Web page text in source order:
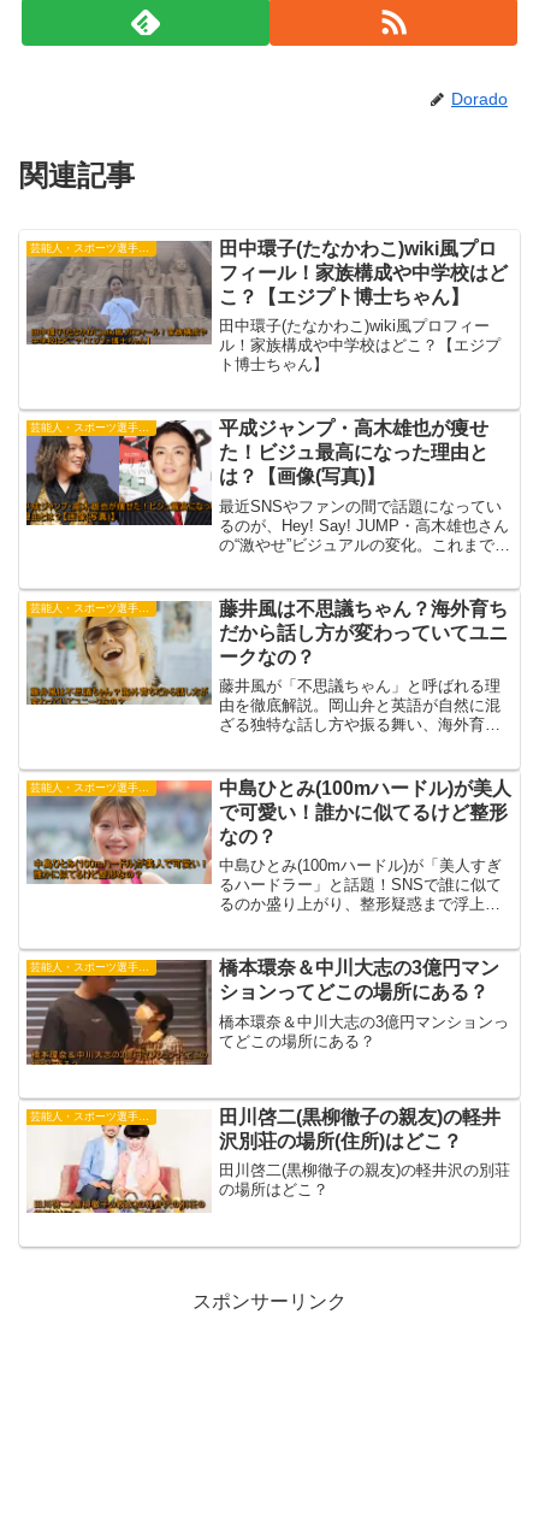
Dorado
関連記事
芸能人・スポーツ選手・有名人
田中環子(たなかわこ)wiki風プロ
フィール！家族構成や中学校はど
こ？【エジプト博士ちゃん】
田中環子(たなかわこ)wiki風プロフィー
ル！家族構成や中学校はどこ？【エジプ
ト博士ちゃん】
芸能人・スポーツ選手・有名人
平成ジャンプ・高木雄也が痩せ
た！ビジュ最高になった理由と
は？【画像(写真)】
最近SNSやファンの間で話題になってい
るのが、Hey! Say! JUMP・高木雄也さん
の“激やせ”ビジュアルの変化。これまでも
た！」「顔が小さくなった？」「ビジュ
爆発して...
藤井風は不思議ちゃん？海外育ち
だから話し方が変わっていてユニ
ークなの？
藤井風が「不思議ちゃん」と呼ばれる理
由を徹底解説。岡山弁と英語が自然に混
ざる独特な話し方や振る舞い、海外育ち
中島ひとみ(100mハードル)が美人
で可愛い！誰かに似てるけど整形
なの？
中島ひとみ(100mハードル)が「美人すぎ
るハードラー」と話題！SNSで誰に似て
るのか盛り上がり、整形疑惑まで浮上し
芸能人・スポーツ選手・有名人
橋本環奈＆中川大志の3億円マン
ションってどこの場所にある？
橋本環奈＆中川大志の3億円マンションっ
てどこの場所にある？
芸能人・スポーツ選手・有名人
田川啓二(黒柳徹子の親友)の軽井
沢別荘の場所(住所)はどこ？
田川啓二(黒柳徹子の親友)の軽井沢の別荘
の場所はどこ？
スポンサーリンク